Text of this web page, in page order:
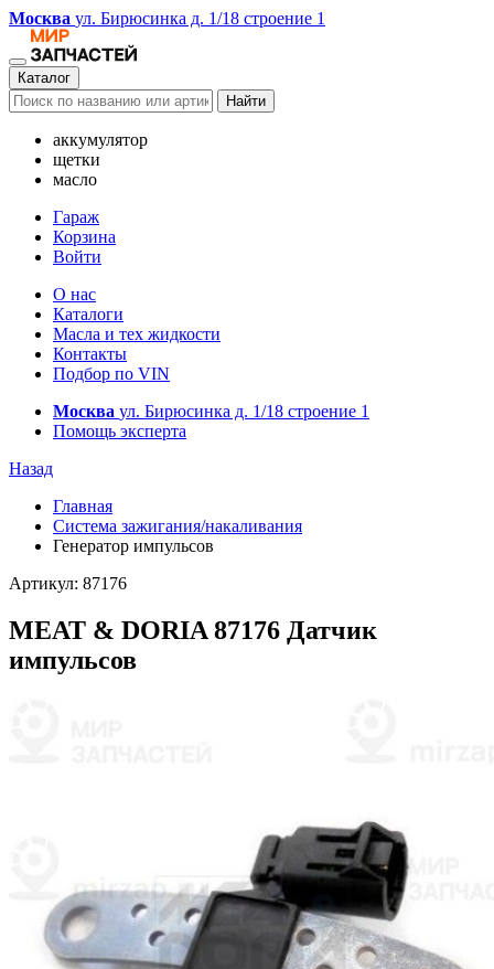
Москва ул. Бирюсинка д. 1/18 строение 1
Каталог
Найти
аккумулятор
щетки
масло
Гараж
Корзина
Войти
О нас
Каталоги
Масла и тех жидкости
Контакты
Подбор по VIN
Москва ул. Бирюсинка д. 1/18 строение 1
Помощь эксперта
Назад
Главная
Система зажигания/накаливания
Генератор импульсов
Артикул: 87176
MEAT & DORIA 87176 Датчик
импульсов